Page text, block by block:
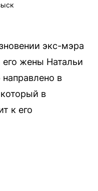
экс-мэра
жены Натальи
в
в
к его